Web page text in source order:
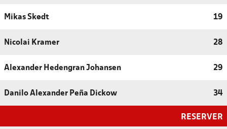
Mikas Skødt 19
Nicolai Kramer 28
Alexander Hedengran Johansen 29
Danilo Alexander Peña Dickow 34
RESERVER